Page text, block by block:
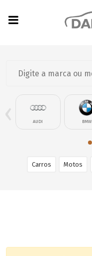
AUDI BMW
‹
Carros Motos